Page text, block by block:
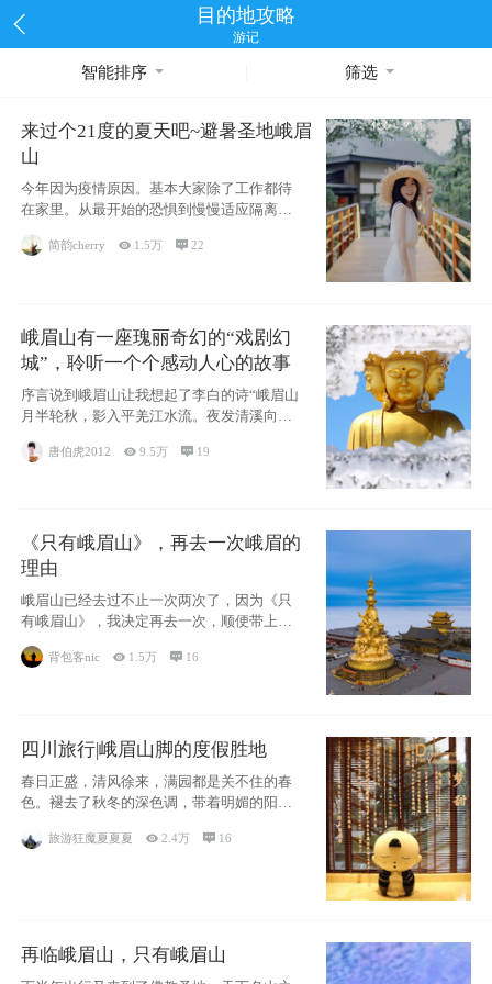
目的地攻略
游记
智能排序 筛选
来过个21度的夏天吧~避暑圣地峨眉
山
今年因为疫情原因。基本大家除了工作都待
在家里。从最开始的恐惧到慢慢适应隔离的
生活~看
简韵cherry  1.5万 22
峨眉山有一座瑰丽奇幻的“戏剧幻
城”，聆听一个个感动人心的故事
序言说到峨眉山让我想起了李白的诗“峨眉山
月半轮秋，影入平羌江水流。夜发清溪向三
唐伯虎2012 9.5万  19
《只有峨眉山》，再去一次峨眉的
理由
峨眉山已经去过不止一次两次了，因为《只
有峨眉山》，我决定再去一次，顺便带上我
的女儿。
背包客nic  1.5万  16
四川旅行|峨眉山脚的度假胜地
春日正盛，清风徐来，满园都是关不住的春
色。褪去了秋冬的深色调，带着明媚的阳
旅游狂魔夏夏夏 2.4万  16
再临峨眉山，只有峨眉山